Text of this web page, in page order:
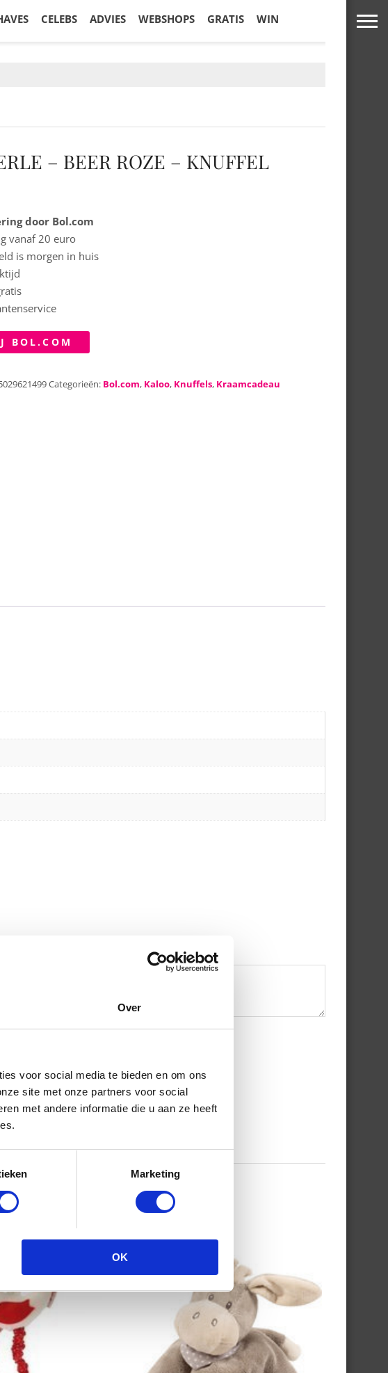
Over
voor social media te bieden en om ons
site met onze partners voor social
met andere informatie die u aan ze heeft
Marketing
OK
CELEBS ADVIES WEBSHOPS GRATIS WIN
– BEER ROZE – KNUFFEL
door Bol.com
vanaf 20 euro
is morgen in huis
BOL.COM
Categorieën: Bol.com, Kaloo, Knuffels, Kraamcadeau